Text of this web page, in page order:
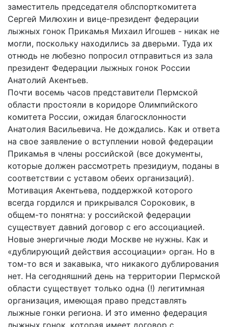
заместитель председателя облспорткомитета
Сергей Милюхин и вице-президент федерации
лыжных гонок Прикамья Михаил Игошев - никак не
могли, поскольку находились за дверьми. Туда их
отнюдь не любезно попросил отправиться из зала
президент Федерации лыжных гонок России
Анатолий Акентьев.
Почти восемь часов представители Пермской
области простояли в коридоре Олимпийского
комитета России, ожидая благосклонности
Анатолия Васильевича. Не дождались. Как и ответа
на свое заявление о вступлении новой федерации
Прикамья в члены российской (все документы,
которые должен рассмотреть президиум, поданы в
соответствии с уставом обеих организаций).
Мотивация Акентьева, поддержкой которого
всегда гордился и прикрывался Сороковик, в
общем-то понятна: у российской федерации
существует давний договор с его ассоциацией.
Новые энергичные люди Москве не нужны. Как и
«дублирующий действия ассоциации» орган. Но в
том-то вся и закавыка, что никакого дублирования
нет. На сегодняшний день на территории Пермской
области существует только одна (!) легитимная
организация, имеющая право представлять
лыжные гонки региона. И это именно федерация
лыжных гонок, которая имеет договор с